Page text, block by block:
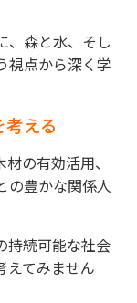
、森と水、そし
視点から深く学
える
の有効活用、
の豊かな関係人
持続可能な社会
えてみません